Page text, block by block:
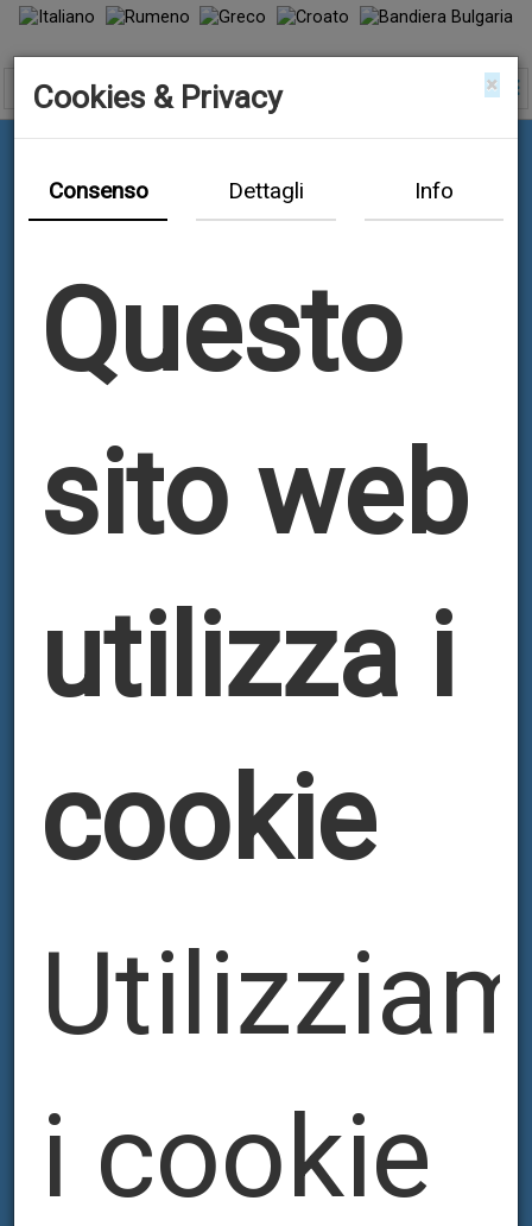
CORDONATORI
ESSMANN
×
Cookies & Privacy
Consenso Dettagli Info
Questo
sito web
utilizza i
cookie
i cookie